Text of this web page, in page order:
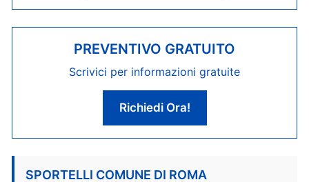
PREVENTIVO GRATUITO
Scrivici per informazioni gratuite
Richiedi Ora!
SPORTELLI COMUNE DI ROMA